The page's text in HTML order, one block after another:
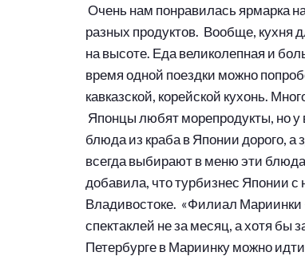
Очень нам понравилась ярмарка
разных продуктов. Вообще, кухня
на высоте. Еда великолепная и
время одной поездки можно
кавказской, корейской кухонь.
Японцы любят морепродукты, но у
блюда из краба в Японии дорого, а
всегда выбирают в меню эти
добавила, что турбизнес Японии
Владивостоке. «Филиал
спектаклей не за месяц, а хотя бы
Петербурге в Мариинку можно